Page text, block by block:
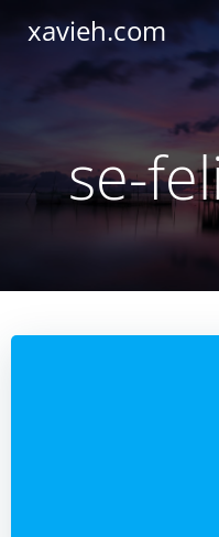
xavieh.com
se-